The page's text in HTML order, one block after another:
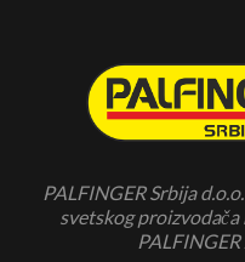
PALFINGER Srbija
svetskog